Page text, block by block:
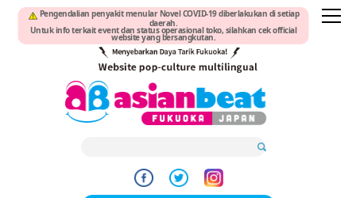
Pengendalian penyakit menular Novel COVID-19 diberlakukan di setiap
daerah.
Untuk info terkait event dan status operasional toko, silahkan cek official
website yang bersangkutan.